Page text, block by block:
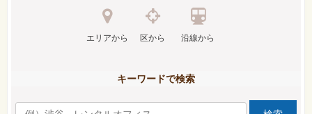
エリアから 区から 沿線から
キーワードで検索